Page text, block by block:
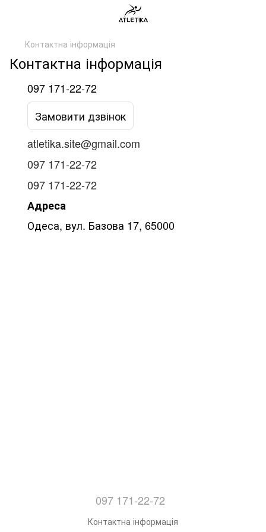
Контактна інформація
Контактна інформація
097 171-22-72
Замовити дзвінок
atletika.site@gmail.com
097 171-22-72
097 171-22-72
Адреса
Одеса, вул. Базова 17, 65000
097 171-22-72
Контактна інформація